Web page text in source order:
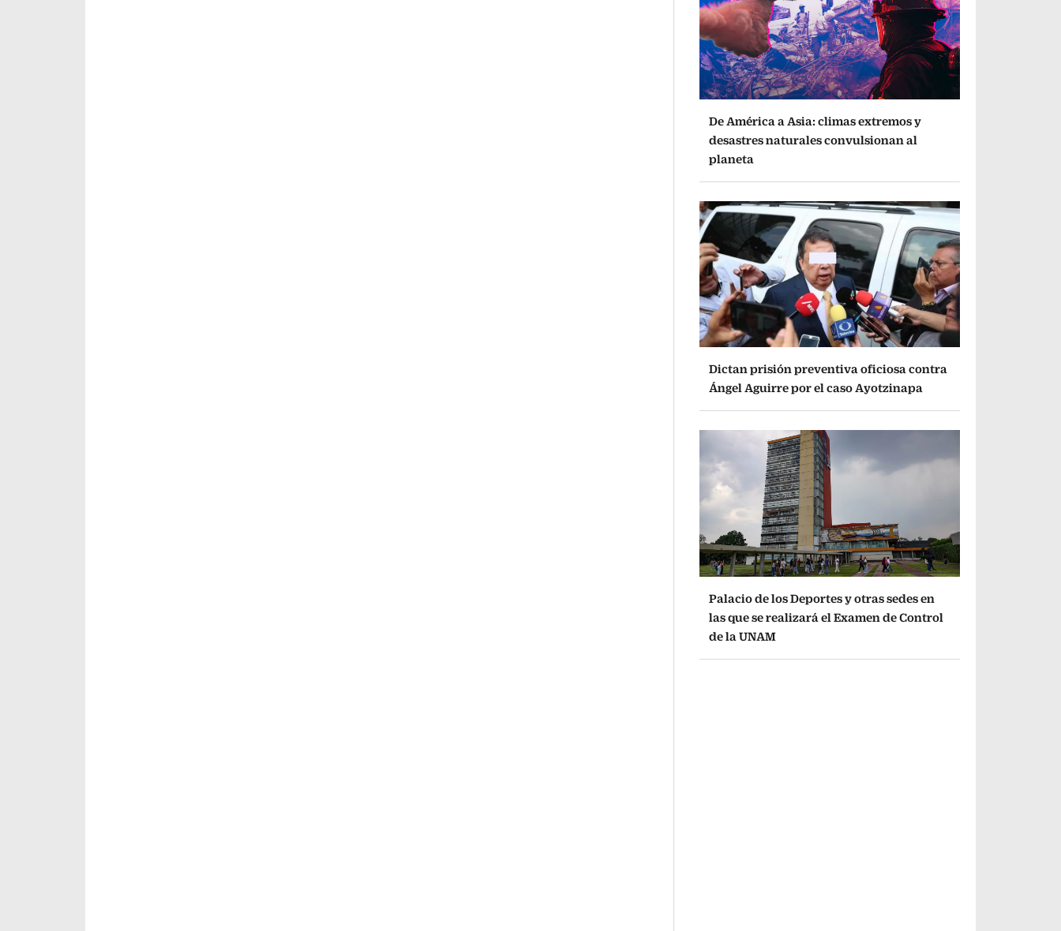
De América a Asia: climas extremos y
desastres naturales convulsionan al
planeta
Dictan prisión preventiva oficiosa contra
Ángel Aguirre por el caso Ayotzinapa
Palacio de los Deportes y otras sedes en
las que se realizará el Examen de Control
de la UNAM